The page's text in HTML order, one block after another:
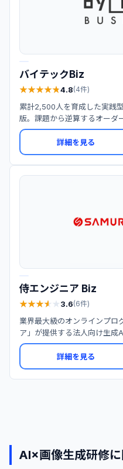
バイテックBiz
★
★★
★★
★★
★★
★4.8(4件)
累計2,500人を育成した実践
版。課題から逆算するオーダ
織全体へAIを定着させる。
詳細を見る
侍エンジニア Biz
★
★★
★★
★★
★ ★
★3.6(6件)
業界最大級のオンラインプロ
ア」が提供する法人向け生成
Gemini・Copilot・Difyなど
エンジニア講師による1対1メ
AI活用を実装レベルまで定着
詳細を見る
AI×画像生成研修